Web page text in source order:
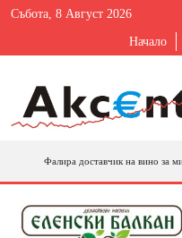
Събота, 8 Август 2026
Начало
Фалира доставчик на вино за